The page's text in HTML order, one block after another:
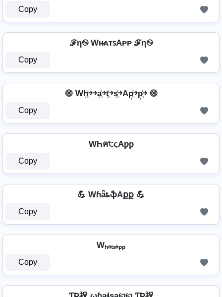
Copy
ℱη࿊ Wʜ̷ᴀᴛꜱAᴘᴘ ℱη࿊
Copy
⨷ Wh͎͍͐￫￫a͎͍͐￫t͎͍͐￫s͎͍͐￫Ap͎͍͐￫p͎͍͐￫ ⨷
Copy
WҺค੮ςAƿƿ
Copy
💪 WɦǟȶֆAքք 💪
Copy
Wₕₐₜₛₐₚₚ
Copy